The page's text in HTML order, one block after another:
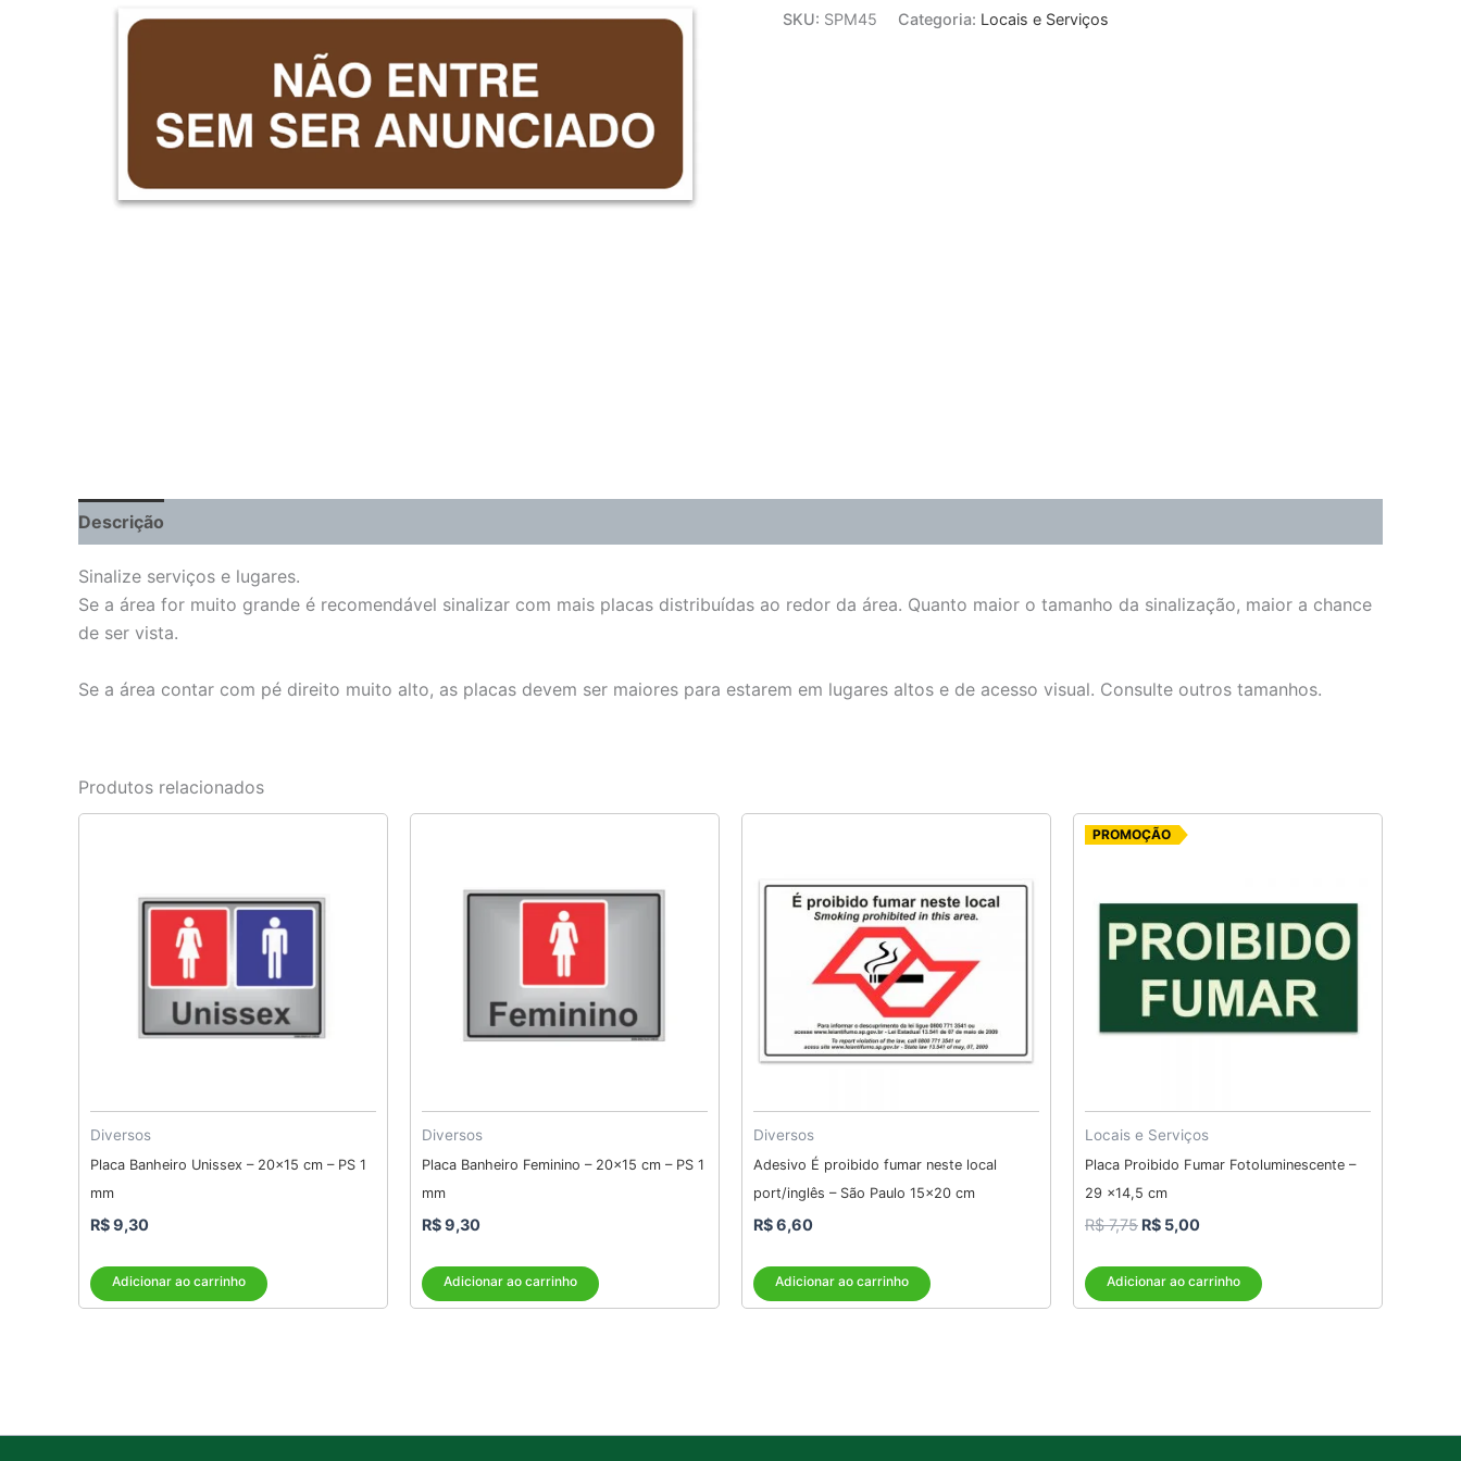
SKU: SPM45 Categoria: Locais e Serviços
Descrição
Sinalize serviços e lugares.
Se a área for muito grande é recomendável sinalizar com mais placas distribuídas ao redor da área. Quanto maior o tamanho da sinalização, maior a chance
de ser vista.
Se a área contar com pé direito muito alto, as placas devem ser maiores para estarem em lugares altos e de acesso visual. Consulte outros tamanhos.
Produtos relacionados
Diversos
Placa Banheiro Unissex – 20×15 cm – PS 1
mm
R$9,30
Adicionar ao carrinho
Diversos
Placa Banheiro Feminino – 20×15 cm – PS 1
mm
R$9,30
Adicionar ao carrinho
Diversos
Adesivo É proibido fumar neste local
port/inglês – São Paulo 15×20 cm
R$6,60
Adicionar ao carrinho
PROMOÇÃO
Locais e Serviços
Placa Proibido Fumar Fotoluminescente –
29 x14,5 cm
R$7,75
O
preço
R$ 7,75.
R$ 5,00
R$ 5,00.
Adicionar ao carrinho